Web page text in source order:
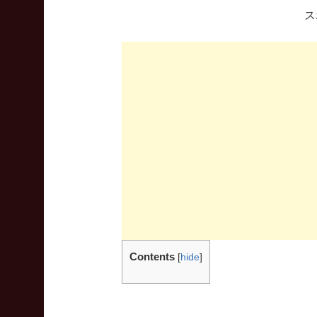
Contents [hide]